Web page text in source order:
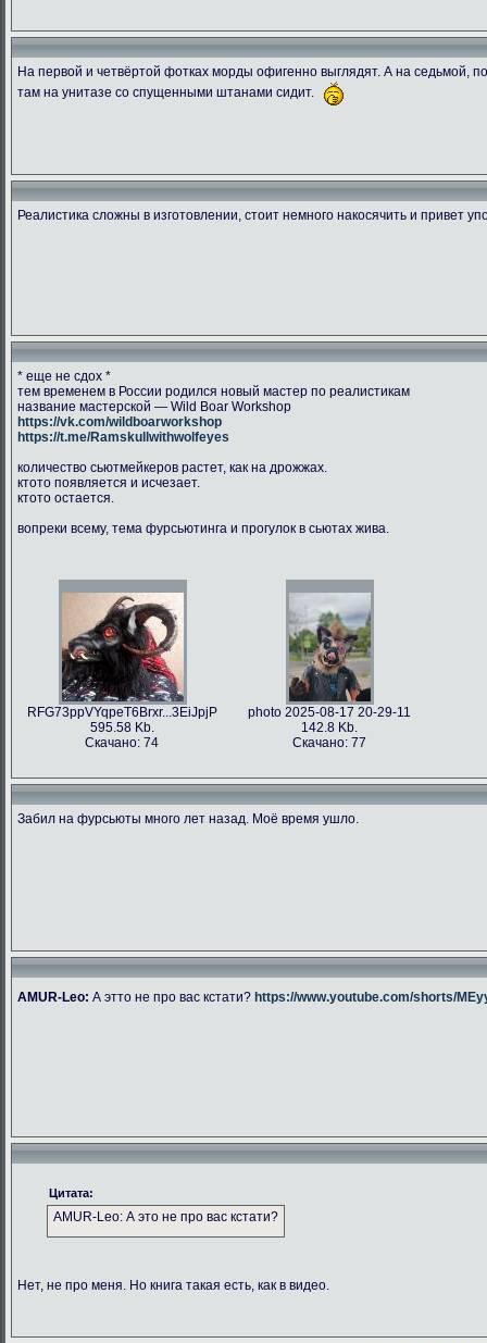
266.47 Kb.
Скачано: 76
204.42 Kb.
Скачано: 78
134.03
На первой и четвёртой фотках морды офигенно выглядят. А на седьмой,
там на унитазе со спущенными штанами сидит.
Реалистика сложны в изготовлении, стоит немного накосячить и привет
* еще не сдох *
тем временем в России родился новый мастер по реалистикам
название мастерской — Wild Boar Workshop
https://vk.com/wildboarworkshop
https://t.me/Ramskullwithwolfeyes
количество сьютмейкеров растет, как на дрожжах.
ктото появляется и исчезает.
ктото остается.
вопреки всему, тема фурсьютинга и прогулок в сьютах жива.
RFG73ppVYqpeT6Brxr...3EiJpjP
595.58 Kb.
Скачано: 74
photo 2025-08-17 20-29-11
142.8 Kb.
Скачано: 77
Забил на фурсьюты много лет назад. Моё время ушло.
AMUR-Leo: А этто не про вас кстати? https://www.youtube.com/shorts/
Цитата:
AMUR-Leo: А это не про вас кстати?
Нет, не про меня. Но книга такая есть, как в видео.